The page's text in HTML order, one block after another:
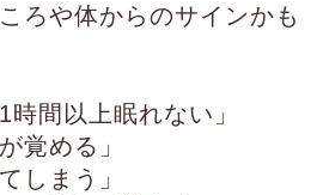
ろや体からのサインかも
時間以上眠れない」
覚める」
しまう」